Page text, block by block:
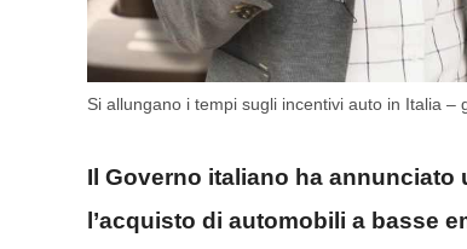
Si allungano i tempi sugli incentivi auto in Italia –
Il Governo italiano ha
l’acquisto di automobili a basse